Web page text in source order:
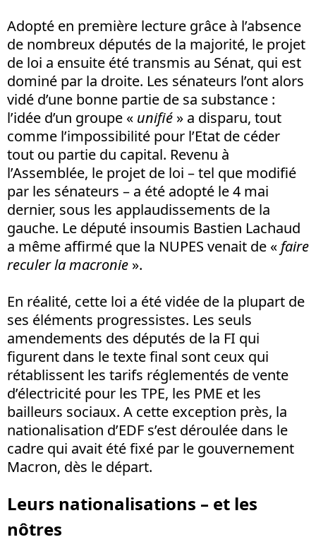
Adopté en première lecture grâce à l’absence
de nombreux députés de la majorité, le projet
de loi a ensuite été transmis au Sénat, qui est
dominé par la droite. Les sénateurs l’ont alors
vidé d’une bonne partie de sa substance :
l’idée d’un groupe « unifié » a disparu, tout
comme l’impossibilité pour l’Etat de céder
tout ou partie du capital. Revenu à
l’Assemblée, le projet de loi – tel que modifié
par les sénateurs – a été adopté le 4 mai
dernier, sous les applaudissements de la
gauche. Le député insoumis Bastien Lachaud
a même affirmé que la NUPES venait de « faire
reculer la macronie ».
En réalité, cette loi a été vidée de la plupart de
ses éléments progressistes. Les seuls
amendements des députés de la FI qui
figurent dans le texte final sont ceux qui
rétablissent les tarifs réglementés de vente
d’électricité pour les TPE, les PME et les
bailleurs sociaux. A cette exception près, la
nationalisation d’EDF s’est déroulée dans le
cadre qui avait été fixé par le gouvernement
Macron, dès le départ.
Leurs nationalisations – et les
nôtres